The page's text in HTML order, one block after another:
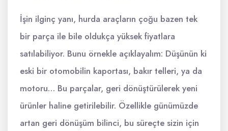
İşin ilginç yanı, hurda araçların çoğu bazen tek
bir parça ile bile oldukça yüksek fiyatlara
satılabiliyor. Bunu örnekle açıklayalım: Düşünün ki
eski bir otomobilin kaportası, bakır telleri, ya da
motoru… Bu parçalar, geri dönüştürülerek yeni
ürünler haline getirilebilir. Özellikle günümüzde
artan geri dönüşüm bilinci, bu süreçte sizin için